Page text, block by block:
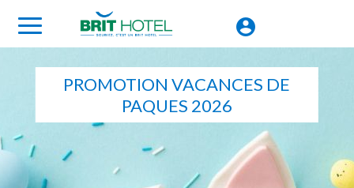
PROMOTION VACANCES DE
PAQUES 2026